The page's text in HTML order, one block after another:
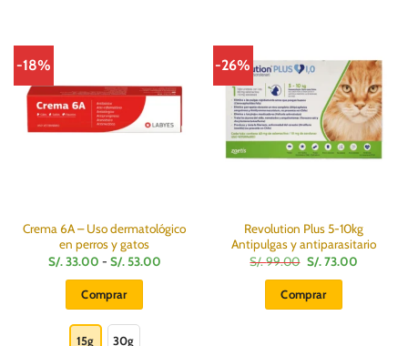
opciones
se
pueden
elegir
en
producto
-18%
Crema 6A – Uso dermatológico
en perros y gatos
S/.33.00 - S/. 53.00Rango
Comprar
producto
15g 30g
-26%
Revolution Plus 5-10kg
Antipulgas y antiparasitario
S/.99.00 El
precio
original
era:
S/.
S/.73.00El
Comprar